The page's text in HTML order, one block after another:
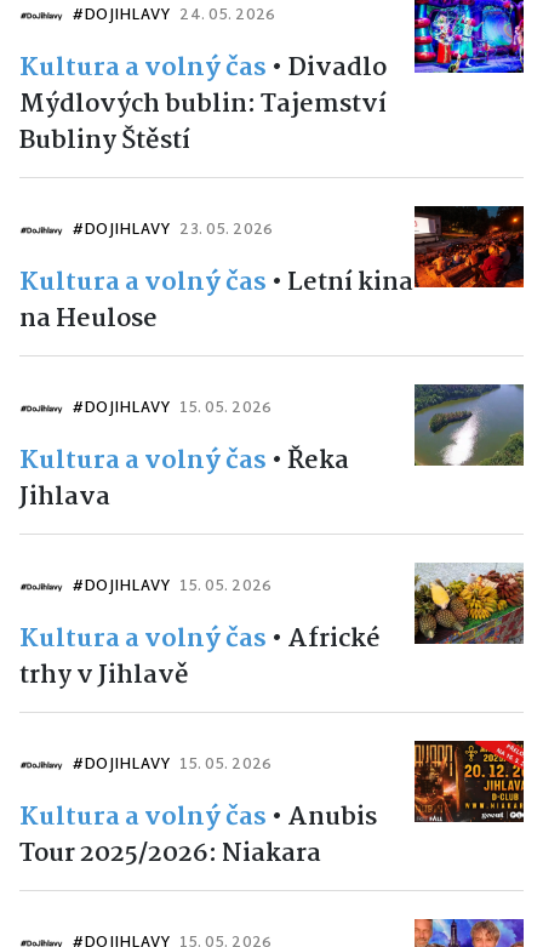
#DOJIHLAVY 24. 05. 2026
Kultura a volný čas • Divadlo
Mýdlových bublin: Tajemství
Bubliny Štěstí
#DOJIHLAVY 23. 05. 2026
Kultura a volný čas • Letní kina
na Heulose
#DOJIHLAVY 15. 05. 2026
Kultura a volný čas •Řeka
Jihlava
#DOJIHLAVY 15. 05. 2026
Kultura a volný čas • Africké
trhy v Jihlavě
#DOJIHLAVY 15. 05. 2026
Kultura a volný čas • Anubis
Tour 2025/2026: Niakara